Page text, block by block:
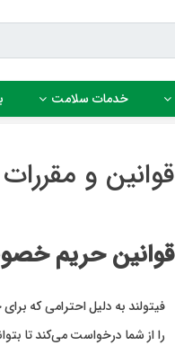
خدمات سلامت
قوانین و مقررات
قوانین حریم
فیتولند به دلیل احترامی که
را از شما درخواست می‌کند تا